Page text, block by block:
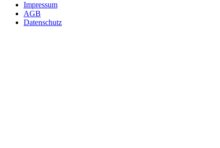
Impressum
AGB
Datenschutz